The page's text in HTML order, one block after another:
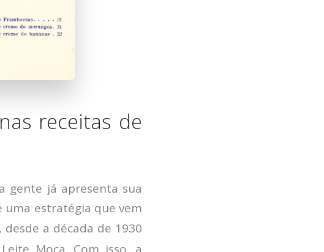
receitas de
gente já apresenta sua
uma estratégia que vem
a década de 1930
Moça. Com isso, a